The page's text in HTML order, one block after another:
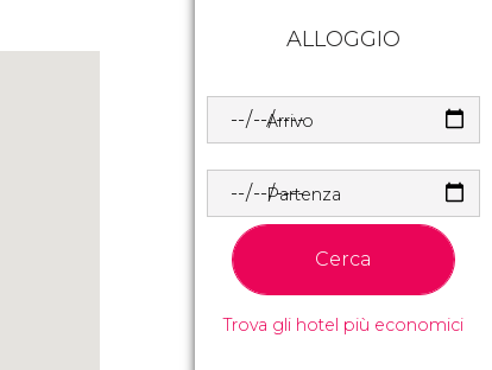
ALLOGGIO
Arrivo
Partenza
Cerca
Trova gli hotel più economici